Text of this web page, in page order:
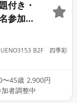
付き・
参加多
ス主催
UENO3153 B2F 四季彩
〜45歳 2,900円
者調整中